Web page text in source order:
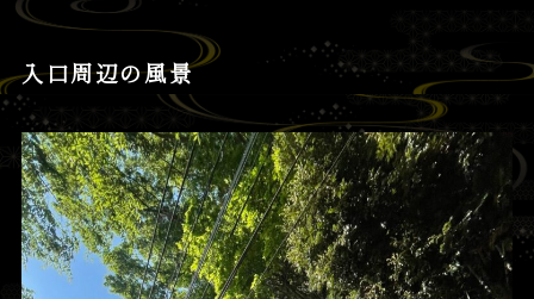
入口周辺の風景